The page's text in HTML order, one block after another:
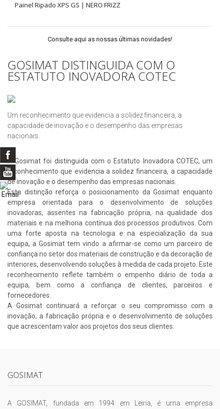
Painel Ripado XPS GS | NERO FRIZZ
Consulte aqui as nossas últimas novidades!
GOSIMAT DISTINGUIDA COM O
ESTATUTO INOVADORA COTEC
Um reconhecimento que evidencia a solidez financeira, a
capacidade de inovação e o desempenho das empresas
nacionais.
A Gosimat foi distinguida com o Estatuto Inovadora COTEC, um
reconhecimento que evidencia a solidez financeira, a capacidade
de inovação e o desempenho das empresas nacionais.
Esta distinção reforça o posicionamento da Gosimat enquanto
empresa orientada para o desenvolvimento de soluções
inovadoras, assentes na fabricação própria, na qualidade dos
materiais e na melhoria contínua dos processos produtivos. Com
uma forte aposta na tecnologia e na especialização da sua
equipa, a Gosimat tem vindo a afirmar-se como um parceiro de
confiança no setor dos materiais de construção e da decoração de
interiores, desenvolvendo soluções à medida de cada projeto. Este
reconhecimento reflete também o empenho diário de toda a
equipa, bem como a confiança de clientes, parceiros e
fornecedores.
A Gosimat continuará a reforçar o seu compromisso com a
inovação, a fabricação própria e o desenvolvimento de soluções
que acrescentam valor aos projetos dos seus clientes.
GOSIMAT
A GOSIMAT, fundada em 1994 em Leiria, é uma empresa